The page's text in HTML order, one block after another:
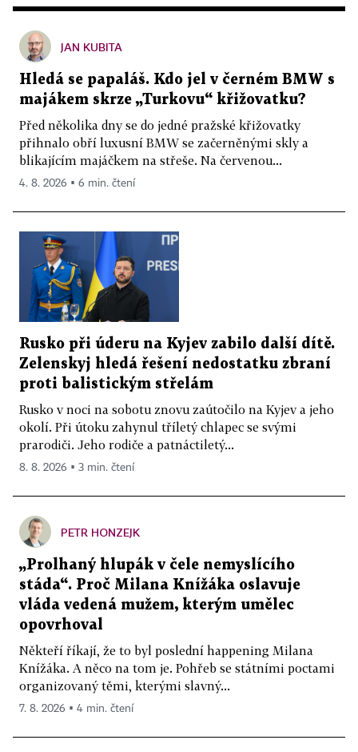
JAN KUBITA
Hledá se papaláš. Kdo jel v černém BMW s
majákem skrze „Turkovu“ křižovatku?
Před několika dny se do jedné pražské křižovatky
přihnalo obří luxusní BMW se začerněnými skly a
blikajícím majáčkem na střeše. Na červenou...
4. 8. 2026 ▪ 6 min. čtení
Rusko při úderu na Kyjev zabilo další dítě.
Zelenskyj hledá řešení nedostatku zbraní
proti balistickým střelám
Rusko v noci na sobotu znovu zaútočilo na Kyjev a jeho
okolí. Při útoku zahynul tříletý chlapec se svými
prarodiči. Jeho rodiče a patnáctiletý...
8. 8. 2026 ▪ 3 min. čtení
PETR HONZEJK
„Prolhaný hlupák v čele nemyslícího
stáda“. Proč Milana Knížáka oslavuje
vláda vedená mužem, kterým umělec
opovrhoval
Někteří říkají, že to byl poslední happening Milana
Knížáka. A něco na tom je. Pohřeb se státními poctami
organizovaný těmi, kterými slavný...
7. 8. 2026 ▪ 4 min. čtení